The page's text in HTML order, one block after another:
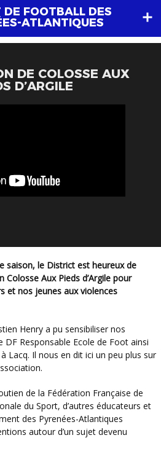
DE FOOTBALL DES
ATLANTIQUES
DE COLOSSE AUX
D’ARGILE
Colosse Aux Pieds d’Argile pour
et nos jeunes aux violences
DF Responsable Ecole de Foot ainsi
Lacq. Il nous en dit ici un peu plus sur
du Sport, d’autres éducateurs et
des Pyrenées-Atlantiques
autour d’un sujet devenu